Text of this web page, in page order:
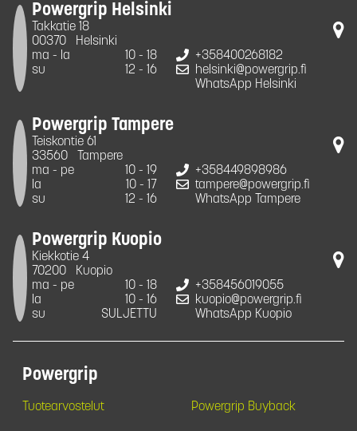
Powergrip Helsinki
Takkatie 18
00370
Helsinki
ma - la
10 - 18
su
12 - 16
+358400268182
helsinki@powergrip.fi
WhatsApp Helsinki
Powergrip Tampere
Teiskontie 61
33560
Tampere
ma - pe
10 - 19
la
10 - 17
su
12 - 16
+358449898986
tampere@powergrip.fi
WhatsApp Tampere
Powergrip Kuopio
Kiekkotie 4
70200
Kuopio
ma - pe
10 - 18
la
10 - 16
su
SULJETTU
+358456019055
kuopio@powergrip.fi
WhatsApp Kuopio
Powergrip
Tuotearvostelut Powergrip Buyback